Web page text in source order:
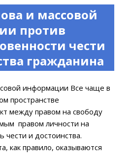
и массовой
против
чести
гражданина
информации Все чаще в
пространстве
между правом на свободу
правом личности на
чести и достоинства.
как правило, оказываются